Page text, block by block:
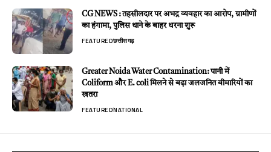
CG NEWS : तहसीलदार पर अभद्र व्यवहार का आरोप, ग्रामीणों
का हंगामा, पुलिस थाने के बाहर धरना शुरू
FEATUREDछत्तीसगढ़
Greater Noida Water Contamination: पानी में
Coliform और E. coli मिलने से बढ़ा जलजनित बीमारियों का
खतरा
FEATUREDNATIONAL